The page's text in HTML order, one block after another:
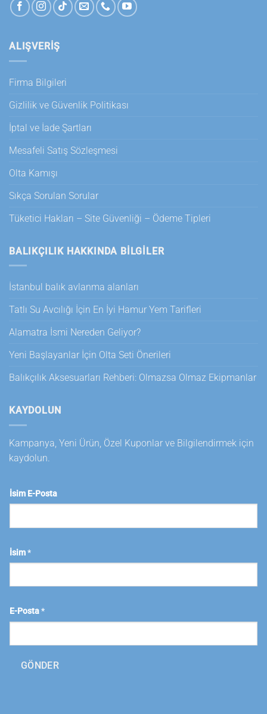
ALIŞVERİŞ
Firma Bilgileri
Gizlilik ve Güvenlik Politikası
İptal ve İade Şartları
Mesafeli Satış Sözleşmesi
Olta Kamışı
Sıkça Sorulan Sorular
Tüketici Hakları – Site Güvenliği – Ödeme Tipleri
BALIKÇILIK HAKKINDA BILGILER
İstanbul balık avlanma alanları
Tatlı Su Avcılığı İçin En İyi Hamur Yem Tarifleri
Alamatra İsmi Nereden Geliyor?
Yeni Başlayanlar İçin Olta Seti Önerileri
Balıkçılık Aksesuarları Rehberi: Olmazsa Olmaz Ekipmanlar
KAYDOLUN
Kampanya, Yeni Ürün, Özel Kuponlar ve Bilgilendirmek için
kaydolun.
İsim E-Posta
İsim*
E-Posta*
GÖNDER